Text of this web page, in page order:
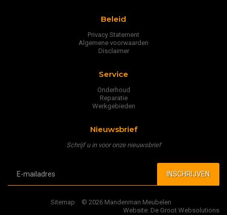
Beleid
Privacy Statement
Algemene voorwaarden
Disclaimer
Service
Onderhoud
Reparatie
Werkgebieden
Nieuwsbrief
Schrijf u in voor onze nieuwsbrief
Sitemap
© 2026 Mandenman Meubelen
Website: De Groot Websolutions